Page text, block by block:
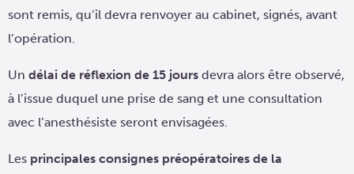
sont remis, qu’il devra renvoyer au cabinet, signés, avant
l’opération.
Un délai de réflexion de 15 jours devra alors être observé,
à l’issue duquel une prise de sang et une consultation
avec l’anesthésiste seront envisagées.
Les principales consignes préopératoires de la